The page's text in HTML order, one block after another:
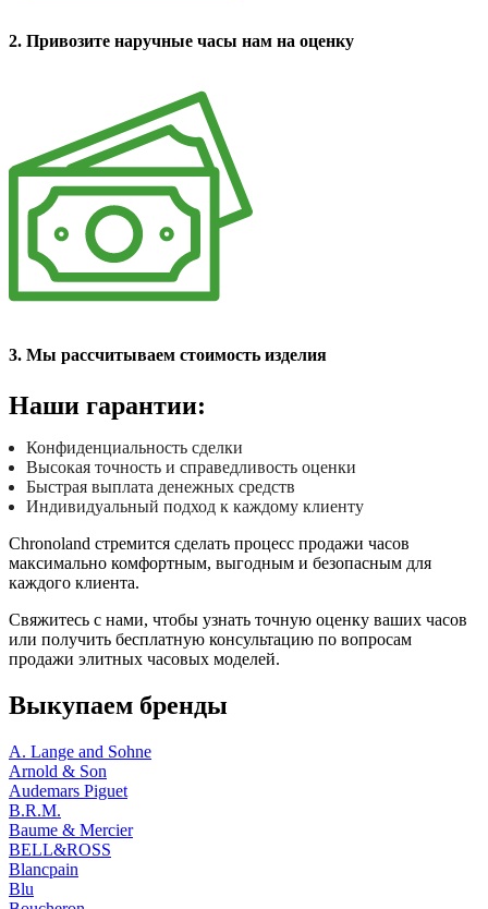
2. Привозите наручные часы нам на оценку
3. Мы рассчитываем стоимость изделия
Наши гарантии:
Конфиденциальность сделки
Высокая точность и справедливость оценки
Быстрая выплата денежных средств
Индивидуальный подход к каждому клиенту
Chronoland стремится сделать процесс продажи часов
максимально комфортным, выгодным и безопасным для
каждого клиента.
Свяжитесь с нами, чтобы узнать точную оценку ваших часов
или получить бесплатную консультацию по вопросам
продажи элитных часовых моделей.
Выкупаем бренды
A. Lange and Sohne
Arnold & Son
Audemars Piguet
B.R.M.
Baume & Mercier
BELL&ROSS
Blancpain
Blu